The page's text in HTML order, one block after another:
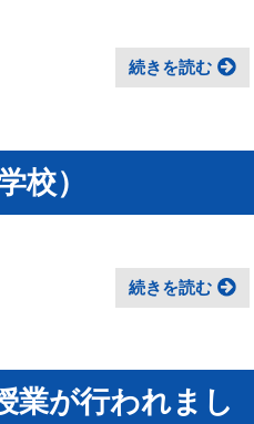
続きを読む
校）
続きを読む
業が行われまし